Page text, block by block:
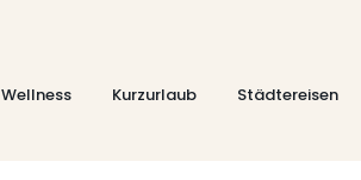
Wellness Kurzurlaub Städtereisen